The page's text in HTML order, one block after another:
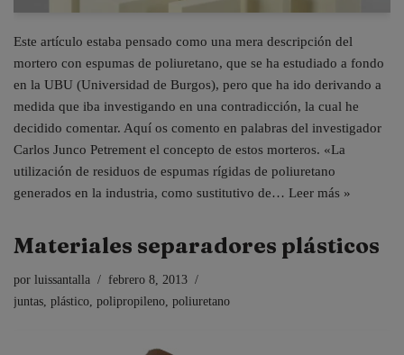
Este artículo estaba pensado como una mera descripción del
mortero con espumas de poliuretano, que se ha estudiado a fondo
en la UBU (Universidad de Burgos), pero que ha ido derivando a
medida que iba investigando en una contradicción, la cual he
decidido comentar. Aquí os comento en palabras del investigador
Carlos Junco Petrement el concepto de estos morteros. «La
utilización de residuos de espumas rígidas de poliuretano
generados en la industria, como sustitutivo de… Leer más »
Materiales separadores plásticos
por luissantalla
febrero 8, 2013
juntas plástico polipropileno poliuretano